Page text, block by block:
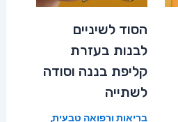
הסוד לשיניים
לבנות בעזרת
קליפת בננה וסודה
לשתייה
בריאות ורפואה טבעית,